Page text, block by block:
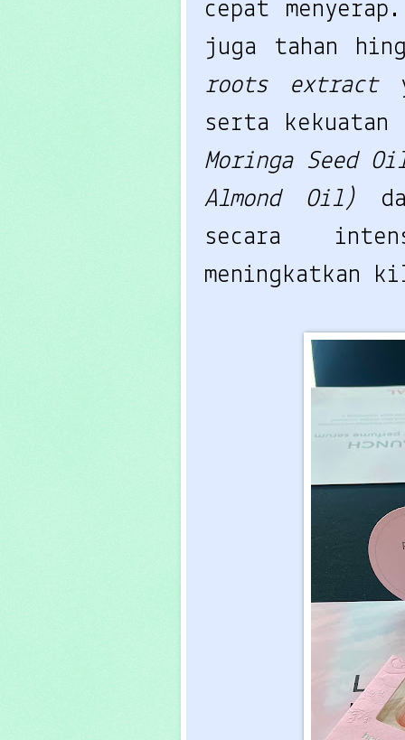
cepat
juga tahan
roots extract
serta
Moringa Seed
Almond Oil)
secara
meningkatkan